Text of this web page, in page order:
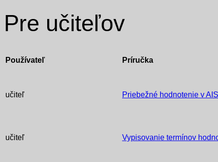
Pre učiteľov
Používateľ Príručka
učiteľ Priebežné hodnotenie v AIS
učiteľ Vypisovanie termínov